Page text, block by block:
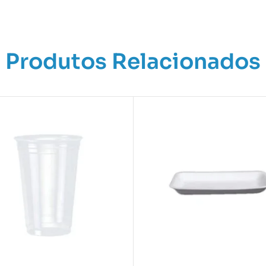
Produtos Relacionados